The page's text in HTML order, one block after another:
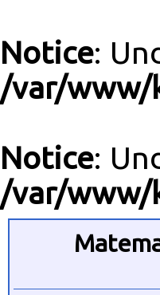
Notice:
/var/www/
Notice:
/var/www/